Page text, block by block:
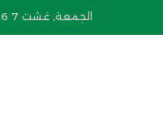
الجمعة, غشت 7 2026